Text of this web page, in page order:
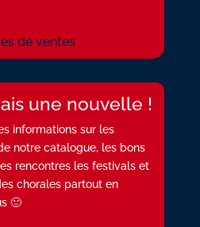
de ventes
une nouvelle !
informations sur les
notre catalogue, les bons
rencontres les festivals et
chorales partout en
🙂